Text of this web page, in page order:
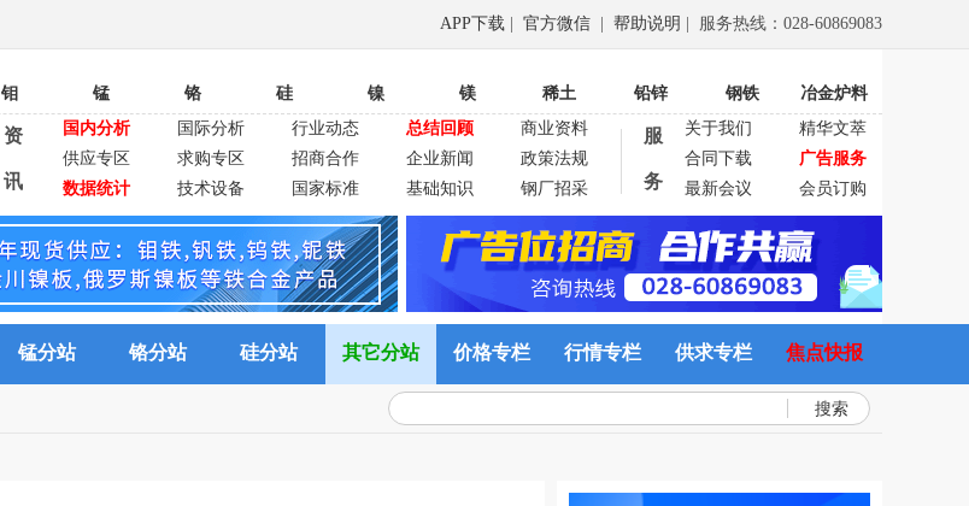
APP下载 官方微信 帮助说明 | 服务热线：028-60869083
钼 锰 铬 硅 镍 镁 稀土 铅锌 钢铁 冶金炉料
资
讯
国内分析 国际分析 行业动态 总结回顾
商业资料
供应专区
求购专区 招商合作 企业新闻
政策法规
数据统计
技术设备 国家标准 基础知识 钢厂招采
服
务
关于我们
精华文萃
合同下载
广告服务
最新会议
会员订购
锰分站 铬分站 硅分站 其它分站 价格专栏 行情专栏 供求专栏 焦点快报
搜索